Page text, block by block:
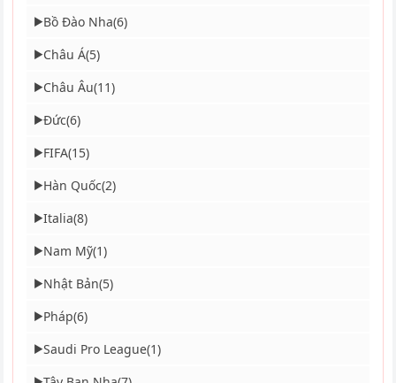
▶Bồ Đào Nha(6)
▶Châu Á(5)
▶Châu Âu(11)
▶Đức(6)
▶FIFA(15)
▶Hàn Quốc(2)
▶Italia(8)
▶Nam Mỹ(1)
▶Nhật Bản(5)
▶Pháp(6)
▶Saudi Pro League(1)